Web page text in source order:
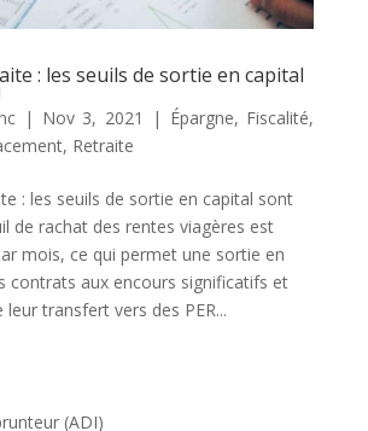
: les seuils de sortie en capital
| Nov 3, 2021 | Épargne, Fiscalité,
, Retraite
: les seuils de sortie en capital sont
de rachat des rentes viagères est
mois, ce qui permet une sortie en
contrats aux encours significatifs et
transfert vers des PER...
(ADI)